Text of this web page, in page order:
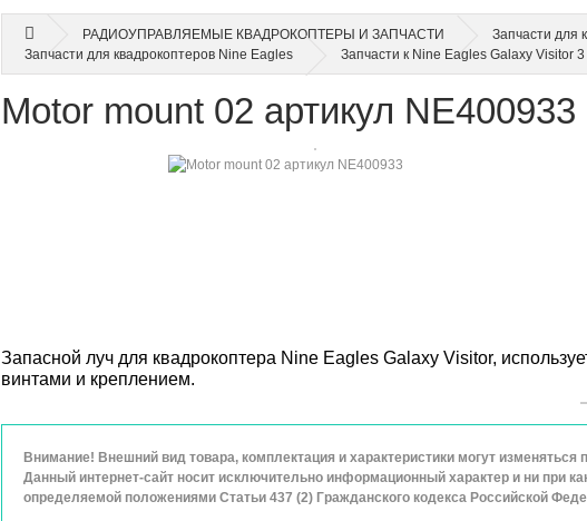
РАДИОУПРАВЛЯЕМЫЕ КВАДРОКОПТЕРЫ И ЗАПЧАСТИ
Запчасти для
Запчасти для квадрокоптеров Nine Eagles
Запчасти к Nine Eagles Galaxy Visitor 3
Motor mount 02 артикул NE400933
Запасной луч для квадрокоптера Nine Eagles Galaxy Visitor,
винтами и креплением.
Внимание! Внешний вид товара, комплектация и характеристики могут
Данный интернет-сайт носит исключительно информационный характер и ни при
определяемой положениями Статьи 437 (2) Гражданского кодекса Российской